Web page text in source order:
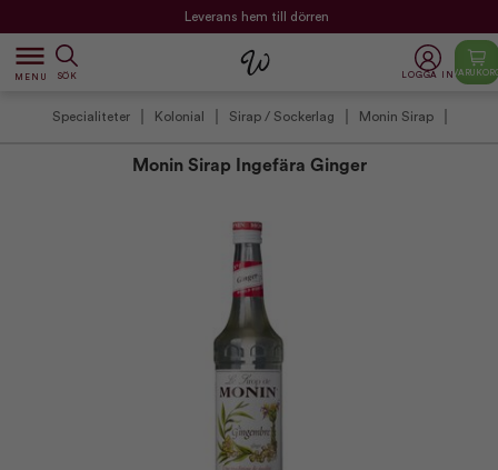
Leverans hem till dörren
dehaze
MENU SÖK LOGGA IN
Specialiteter Kolonial Sirap / Sockerlag Monin Sirap
Monin Sirap Ingefära Ginger